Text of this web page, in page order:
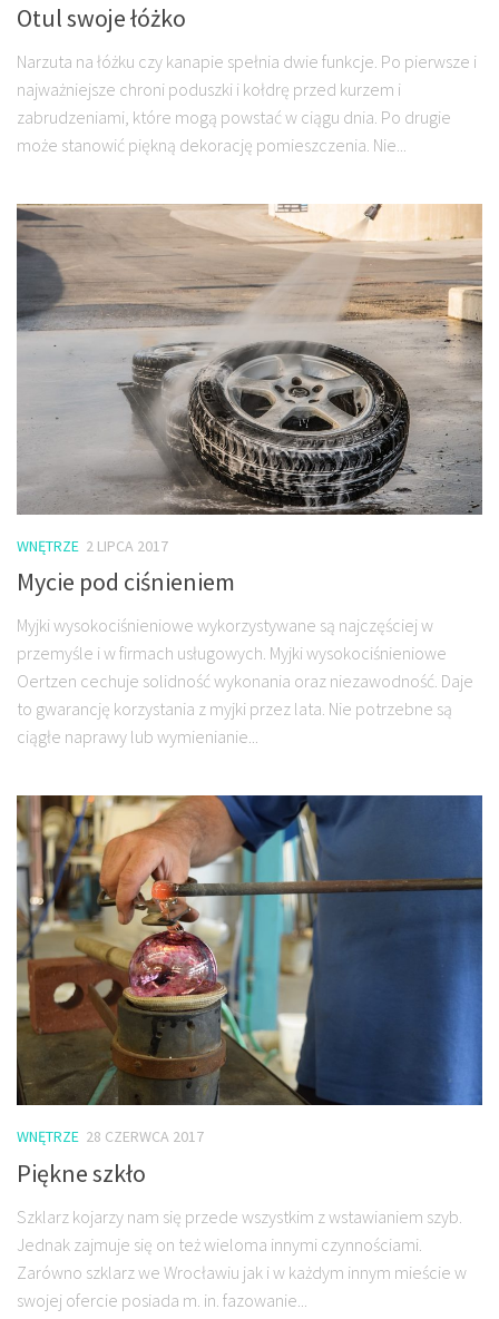
Otul swoje łóżko
Narzuta na łóżku czy kanapie spełnia dwie funkcje. Po pierwsze i
najważniejsze chroni poduszki i kołdrę przed kurzem i
zabrudzeniami, które mogą powstać w ciągu dnia. Po drugie
może stanowić piękną dekorację pomieszczenia. Nie...
WNĘTRZE 2 LIPCA 2017
Mycie pod ciśnieniem
Myjki wysokociśnieniowe wykorzystywane są najczęściej w
przemyśle i w firmach usługowych. Myjki wysokociśnieniowe
Oertzen cechuje solidność wykonania oraz niezawodność. Daje
to gwarancję korzystania z myjki przez lata. Nie potrzebne są
ciągłe naprawy lub wymienianie...
WNĘTRZE 28 CZERWCA 2017
Piękne szkło
Szklarz kojarzy nam się przede wszystkim z wstawianiem szyb.
Jednak zajmuje się on też wieloma innymi czynnościami.
Zarówno szklarz we Wrocławiu jak i w każdym innym mieście w
swojej ofercie posiada m. in. fazowanie...